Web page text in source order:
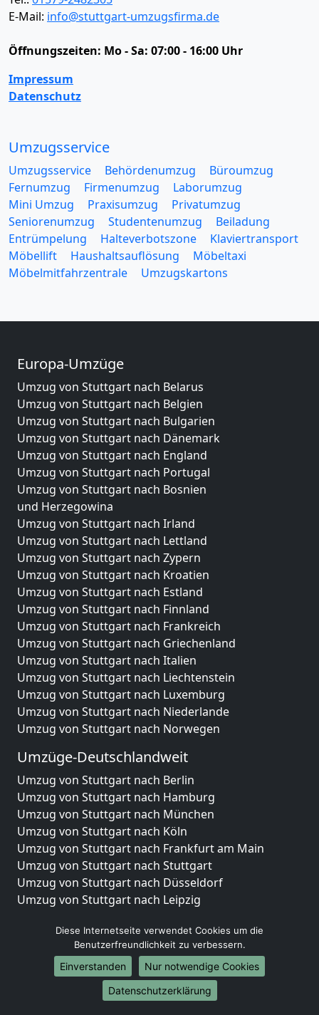
E-Mail: info@stuttgart-umzugsfirma.de
Öffnungszeiten: Mo - Sa: 07:00 - 16:00 Uhr
Impressum
Datenschutz
Umzugsservice
Umzugsservice Behördenumzug
Büroumzug
Fernumzug
Firmenumzug
Laborumzug
Mini Umzug
Praxisumzug
Privatumzug
Seniorenumzug
Studentenumzug
Beiladung
Entrümpelung
Halteverbotszone
Klaviertransport
Möbellift
Haushaltsauflösung
Möbeltaxi
Möbelmitfahrzentrale
Umzugskartons
Europa-Umzüge
Umzug von Stuttgart nach Belarus
Umzug von Stuttgart nach Belgien
Umzug von Stuttgart nach Bulgarien
Umzug von Stuttgart nach Dänemark
Umzug von Stuttgart nach England
Umzug von Stuttgart nach Portugal
Umzug von Stuttgart nach Bosnien
und Herzegowina
Umzug von Stuttgart nach Irland
Umzug von Stuttgart nach Lettland
Umzug von Stuttgart nach Zypern
Umzug von Stuttgart nach Kroatien
Umzug von Stuttgart nach Estland
Umzug von Stuttgart nach Finnland
Umzug von Stuttgart nach Frankreich
Umzug von Stuttgart nach Griechenland
Umzug von Stuttgart nach Italien
Umzug von Stuttgart nach Liechtenstein
Umzug von Stuttgart nach Luxemburg
Umzug von Stuttgart nach Niederlande
Umzug von Stuttgart nach Norwegen
Umzüge-Deutschlandweit
Umzug von Stuttgart nach Berlin
Umzug von Stuttgart nach Hamburg
Umzug von Stuttgart nach München
Umzug von Stuttgart nach Köln
Umzug von Stuttgart nach Frankfurt am Main
Umzug von Stuttgart nach Stuttgart
Umzug von Stuttgart nach Düsseldorf
Umzug von Stuttgart nach Leipzig
Umzug von Stuttgart nach Essen
Umzug von Stuttgart nach Bremen
Umzug von Stuttgart nach Dresden
Umzug von Stuttgart nach Hannover
Umzug von Stuttgart nach Nürnberg
Diese Internetseite verwendet Cookies um die
Benutzerfreundlichkeit zu verbessern.
Einverstanden
Nur notwendige Cookies
Datenschutzerklärung